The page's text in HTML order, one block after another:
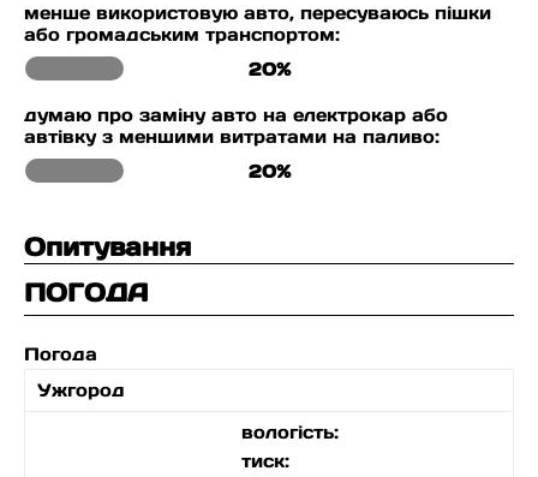
менше використовую авто, пересуваюсь пішки
або громадським транспортом:
20%
думаю про заміну авто на електрокар або
автівку з меншими витратами на паливо:
20%
Опитування
ПОГОДА
Погода
Ужгород
вологість:
тиск: